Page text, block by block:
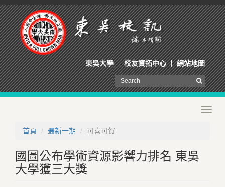
東吳大學 校友資拓中心 網站地圖
首頁
最新一期 可喜可賀
國圖公布學術資源影響力排名 東吳
大學獲三大獎